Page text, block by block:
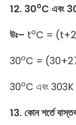
12. 30oC এবং
উঃ– toC =
30oC =
30oC এবং 303K
13. কোন শর্তে